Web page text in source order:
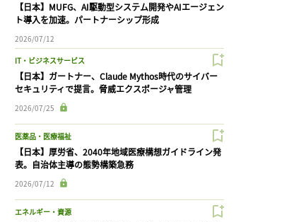
【日本】MUFG、AI駆動型システム開発やAIエージェン
ト導入を加速。パートナーシップ形成
2026/07/12
IT・ビジネスサービス
【日本】ガートナー、Claude Mythos時代のサイバー
セキュリティで提言。脅威エクスポージャ管理
2026/07/25
医薬品・医療福祉
【日本】厚労省、2040年地域医療構想ガイドライン発
表。自治体主導の態勢構築急務
2026/07/12
エネルギー・資源